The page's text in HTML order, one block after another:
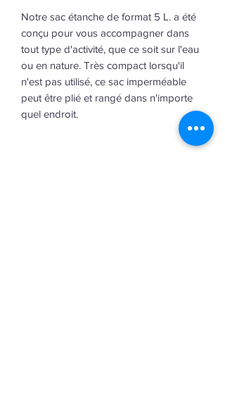
Notre sac étanche de format 5 L. a été
conçu pour vous accompagner dans
tout type d'activité, que ce soit sur l'eau
ou en nature. Très compact lorsqu'il
n'est pas utilisé, ce sac imperméable
peut être plié et rangé dans n'importe
quel endroit.